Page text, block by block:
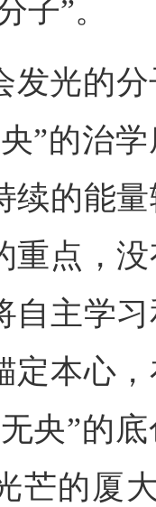
子”。
发光的
”的治
续的能
重点，
自主学
定本心
央”的
芒的厦